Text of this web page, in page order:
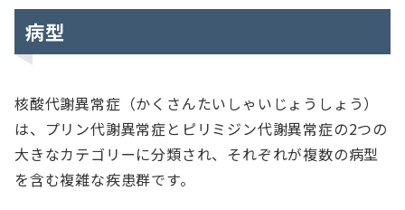
病型
核酸代謝異常症（かくさんたいしゃいじょうしょう）
は、プリン代謝異常症とピリミジン代謝異常症の2つの
大きなカテゴリーに分類され、それぞれが複数の病型
を含む複雑な疾患群です。